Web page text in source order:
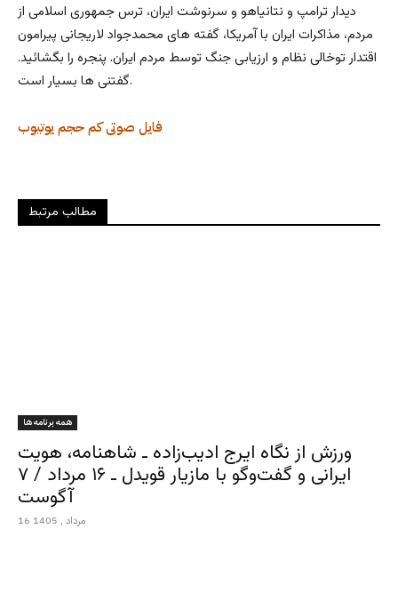
دیدار ترامپ و نتانیاهو و سرنوشت ایران، ترس جمهوری اسلامی از
مردم، مذاکرات ایران با آمریکا، گفته های محمدجواد لاریجانی پیرامون
اقتدار توخالی نظام و ارزیابی جنگ توسط مردم ایران. پنجره را بگشائید.
گفتنی ها بسیار است.
یوتیوب فایل صوتی کم حجم
مطالب مرتبط
همه برنامه ها
ورزش از نگاه ایرج ادیب‌زاده ـ شاهنامه، هویت
ایرانی و گفت‌وگو با مازیار قویدل ـ ۱۶ مرداد / ۷
آگوست
16 مرداد , 1405